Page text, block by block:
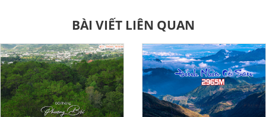
BÀI VIẾT LIÊN QUAN